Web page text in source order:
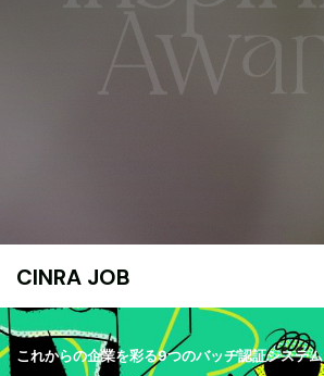
CINRA JOB
これからの企業を彩る9つのバッヂ認証システム